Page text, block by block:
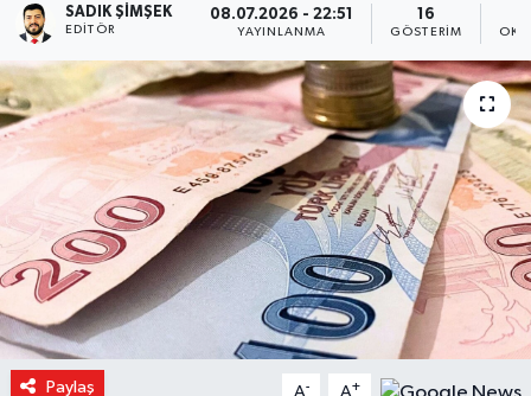
SADIK ŞIMŞEK
EDITÖR
08.07.2026 - 22:51
YAYINLANMA
16
GÖSTERIM
Paylaş A- A+